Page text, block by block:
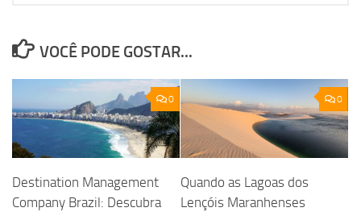
VOCÊ PODE GOSTAR...
0
Destination Management
Company Brazil: Descubra
0
Quando as Lagoas dos
Lençóis Maranhenses